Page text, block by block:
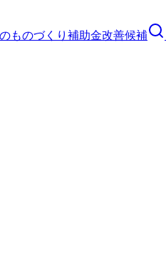
のものづくり補助金改善候補